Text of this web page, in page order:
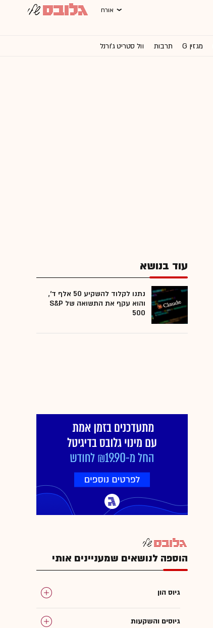
אורח
מגזין G תרבות וול סטריט ג'ורנל
עוד בנושא
נתנו לקלוד להשקיע 50 אלף ד',
והוא עקף את התשואה של S&P
500
הוספה לנושאים שמעניינים אותי
גיוס הון
גיוסים והשקעות